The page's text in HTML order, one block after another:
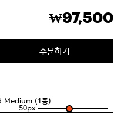
₩97,500
주문하기
Medium (1종)
50px